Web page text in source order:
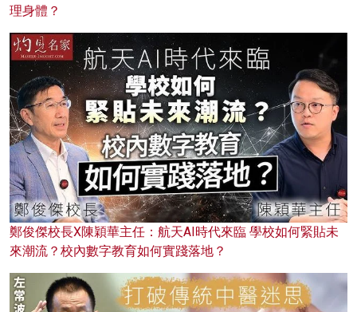
理身體？
鄭俊傑校長X陳穎華主任：航天AI時代來臨 學校如何緊貼未
來潮流？校內數字教育如何實踐落地？